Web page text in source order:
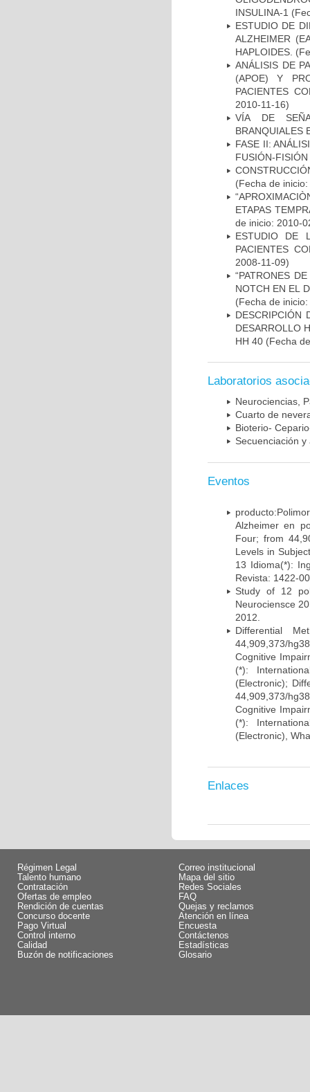
INSULINA-1
ESTUDIO DE
ALZHEIMER
HAPLOIDES.
ANÁLISIS DE
(APOE) Y
PACIENTES
2010-11-16)
VÍA DE
BRANQUIALES
FASE II:
FUSIÓN-
(Fecha de
ETAPAS
de inicio: 2010-
ESTUDIO DE
PACIENTES
2008-11-09)
“PATRONES
NOTCH EN EL
(Fecha de
DESCRIPCIÓN
DESARROLLO
HH 40 (Fecha
Laboratorios
Neurociencias,
Cuarto de
Bioterio-
Secuenciación
Eventos
Alzheimer en
Four; from
Levels in
13 Idioma(*):
Revista: 1422-
Study of 12
Neurociensce
2012.
Differential
44,909,373/
Cognitive
(*):
(Electronic);
44,909,373/
Cognitive
(*):
(Electronic),
Enlaces
Régimen Legal
Talento humano
Contratación
Ofertas de empleo
Rendición de cuentas
Concurso docente
Pago Virtual
Control interno
Calidad
Buzón de notificaciones
Correo institucional
Mapa del sitio
Redes Sociales
FAQ
Quejas y reclamos
Atención en línea
Encuesta
Contáctenos
Estadísticas
Glosario